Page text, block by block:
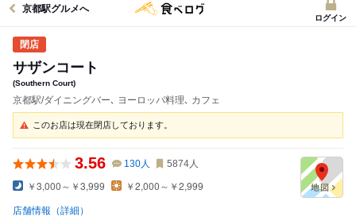
京都駅グルメへ
ログイン
サザンコート
(Southern Court)
京都駅/ダイニングバー､ ヨーロッパ料理､ カフェ
このお店は現在閉店しております。
3.56 130人 5874人
￥3,000～￥3,999 ￥2,000～￥2,999
店舗情報（詳細）